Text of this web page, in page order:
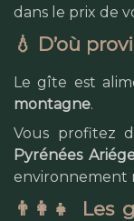
dans le prix de
💧 D’où
Le gîte est
montagne.
Vous profitez
Pyrénées
environnement
👨‍👩‍👧 Les